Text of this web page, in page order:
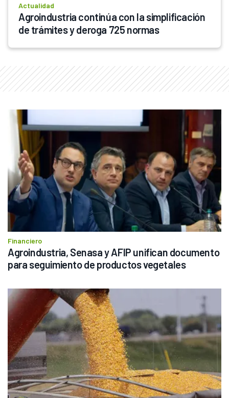
Actualidad
Agroindustria continúa con la simplificación
de trámites y deroga 725 normas
Financiero
Agroindustria, Senasa y AFIP unifican documento
para seguimiento de productos vegetales